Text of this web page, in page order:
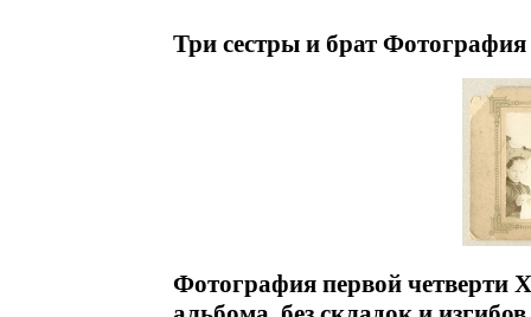
Три сестры и брат
Фотография первой четверти